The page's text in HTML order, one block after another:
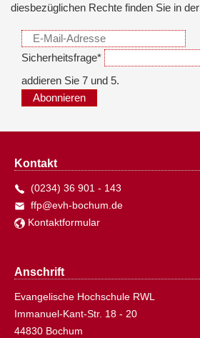
diesbezüglichen Rechte finden Sie in der
Sicherheitsfrage*
addieren Sie 7 und 5.
Abonnieren
Kontakt
(0234) 36 901 - 143
ffp@evh-bochum.de
Kontaktformular
Anschrift
Evangelische Hochschule RWL
Immanuel-Kant-Str. 18 - 20
44830 Bochum